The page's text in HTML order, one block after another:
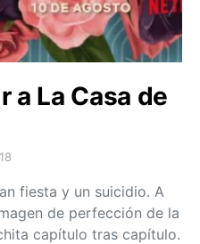
a La Casa de
fiesta y un suicidio. A
de perfección de la
capítulo tras capítulo.